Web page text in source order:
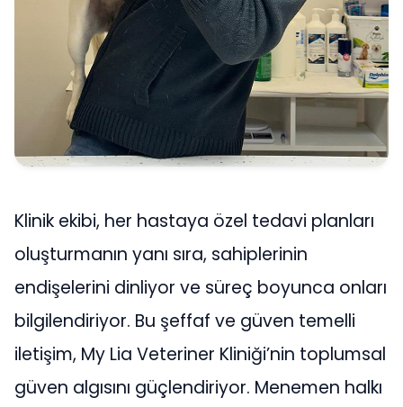
Klinik ekibi, her hastaya özel tedavi planları
oluşturmanın yanı sıra, sahiplerinin
endişelerini dinliyor ve süreç boyunca onları
bilgilendiriyor. Bu şeffaf ve güven temelli
iletişim, My Lia Veteriner Kliniği’nin toplumsal
güven algısını güçlendiriyor. Menemen halkı